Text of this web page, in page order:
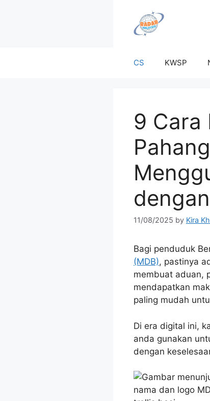
CS KWSP
9 Cara
11/08/2025 by Kira
Bagi penduduk
(MDB), pastinya
membuat aduan,
mendapatkan
paling mudah
Di era digital ini,
anda gunakan
dengan